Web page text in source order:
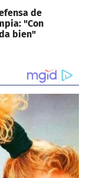
de
"Con
bien"